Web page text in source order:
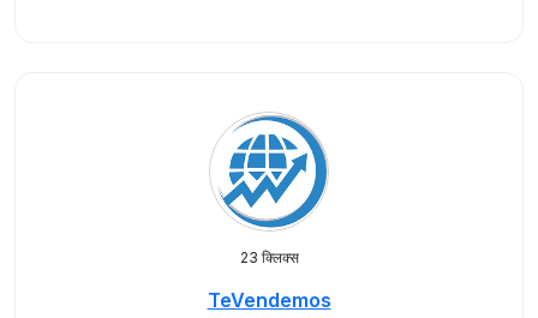
23 क्लिक्स
TeVendemos